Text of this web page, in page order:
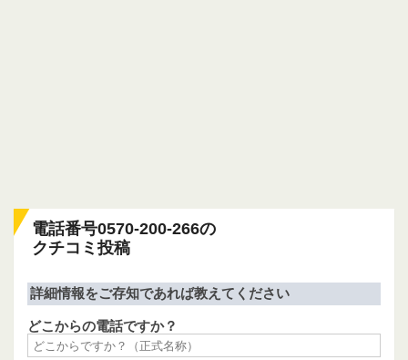
電話番号0570-200-266の
クチコミ投稿
詳細情報をご存知であれば教えてください
どこからの電話ですか？